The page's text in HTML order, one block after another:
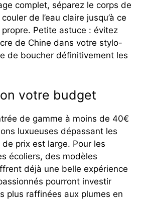
complet, séparez le corps de
de l’eau claire jusqu’à ce
propre. Petite astuce : évitez
de Chine dans votre stylo-
de boucher définitivement les
votre budget
de gamme à moins de 40€
luxueuses dépassant les
de prix est large. Pour les
écoliers, des modèles
déjà une belle expérience
pourront investir
plus raffinées aux plumes en